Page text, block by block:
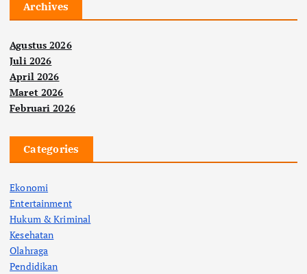
Archives
Agustus 2026
Juli 2026
April 2026
Maret 2026
Februari 2026
Categories
Ekonomi
Entertainment
Hukum & Kriminal
Kesehatan
Olahraga
Pendidikan